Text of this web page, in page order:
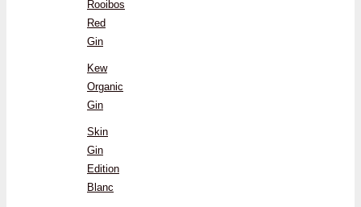
Rooibos
Red
Gin
Kew
Organic
Gin
Skin
Gin
Edition
Blanc